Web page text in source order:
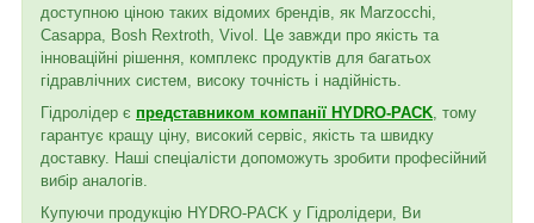
доступною ціною таких відомих брендів, як Marzocchi,
Casappa, Bosh Rextroth, Vivol. Це завжди про якість та
інноваційні рішення, комплекс продуктів для багатьох
гідравлічних систем, високу точність і надійність.
Гідролідер є представником компанії HYDRO-PACK , тому
гарантує кращу ціну, високий сервіс, якість та швидку
доставку. Наші спеціалісти допоможуть зробити професійний
вибір аналогів.
Купуючи продукцію HYDRO-PACK у Гідролідери, Ви